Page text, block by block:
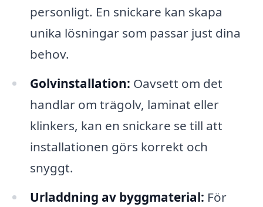
personligt. En snickare kan skapa
unika lösningar som passar just dina
behov.
Golvinstallation: Oavsett om det
handlar om trägolv, laminat eller
klinkers, kan en snickare se till att
installationen görs korrekt och
snyggt.
Urladdning av byggmaterial: För